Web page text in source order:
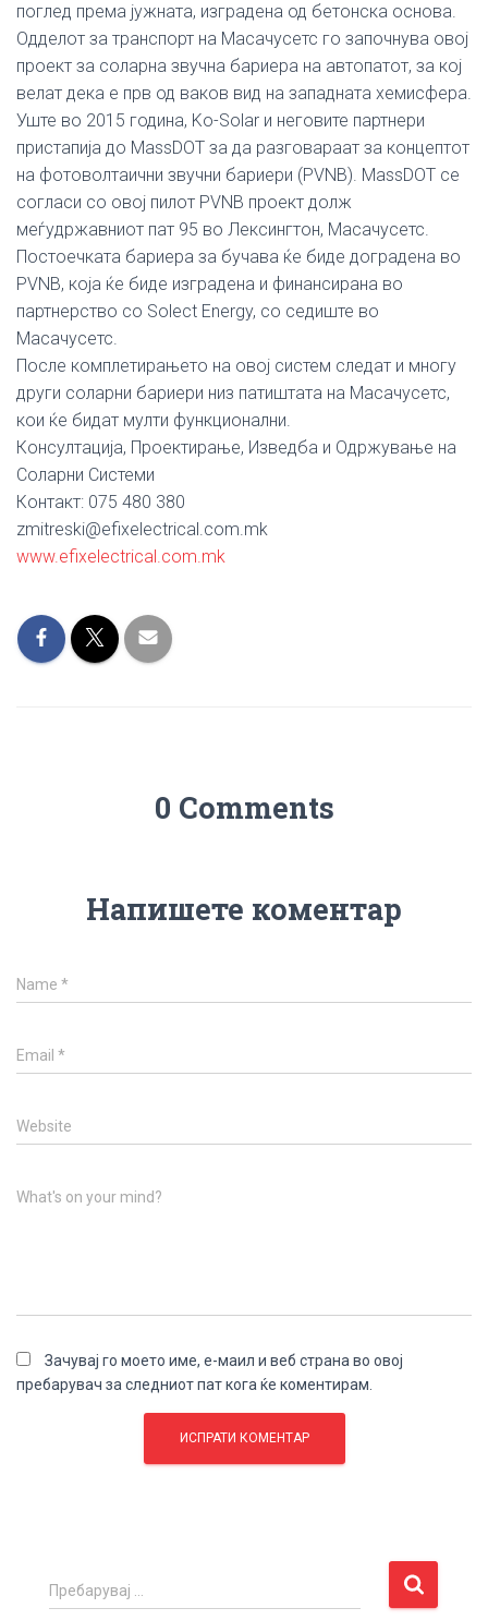
поглед према јужната, изградена од бетонска основа.
Одделот за транспорт на Масачусетс го започнува овој
проект за соларна звучна бариера на автопатот, за кој
велат дека е прв од ваков вид на западната хемисфера.
Уште во 2015 година, Ko-Solar и неговите партнери
пристапија до MassDOT за да разговараат за концептот
на фотоволтаични звучни бариери (PVNB). MassDOT се
согласи со овој пилот PVNB проект долж
меѓудржавниот пат 95 во Лексингтон, Масачусетс.
Постоечката бариера за бучава ќе биде доградена во
PVNB, која ќе биде изградена и финансирана во
партнерство со Solect Energy, со седиште во
Масачусетс.
После комплетирањето на овој систем следат и многу
други соларни бариери низ патиштата на Масачусетс,
кои ќе бидат мулти функционални.
Консултација, Проектирање, Изведба и Одржување на
Соларни Системи
Контакт: 075 480 380
zmitreski@efixelectrical.com.mk
www.efixelectrical.com.mk
0 Comments
Напишете коментар
Name *
Email *
Website
What's on your mind?
Зачувај го моето име, е-маил и веб страна во овој
пребарувач за следниот пат кога ќе коментирам.
П
р
Пребарувај …